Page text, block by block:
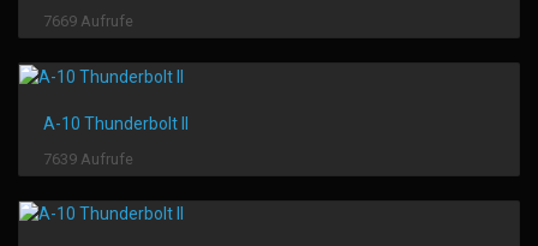
7669 Aufrufe
A-10 Thunderbolt II
7639 Aufrufe